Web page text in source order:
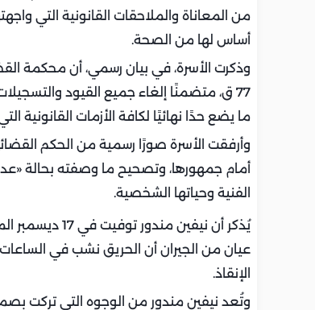
من المعاناة والملاحقات القانونية التي
أساس لها من الصحة.
77 ق، متضمنًا إلغاء جميع القيود
ما يضع حدًا نهائيًا لكافة الأزمات القانونية
وأرفقت الأسرة صورًا رسمية من الحكم
أمام جمهورها، وتصحيح ما وصفته بحالة
الفنية وحياتها الشخصية.
يُذكر أن
عيان من الجيران أن الحريق نشب في
الإنقاذ.
وتُعد نيفين مندور من الوجوه التي تركت